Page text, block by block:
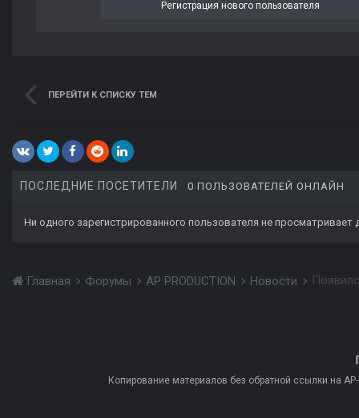
Регистрация нового пользователя
ПЕРЕЙТИ К СПИСКУ ТЕМ
ПОСЛЕДНИЕ ПОСЕТИТЕЛИ 0 ПОЛЬЗОВАТЕЛЕЙ ОНЛАЙН
Ни одного зарегистрированного пользователя не просматривает
Главная Форумы AP PRODUCTION Новости
Копирование материалов без обратной ссылки на